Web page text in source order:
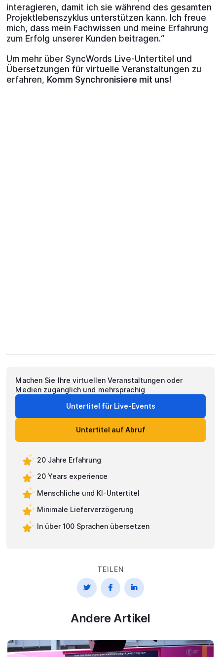
interagieren, damit ich sie während des gesamten
Projektlebenszyklus unterstützen kann. Ich freue
mich, dass mein Fachwissen und meine Erfahrung
zum Erfolg unserer Kunden beitragen.“
Um mehr über SyncWords Live-Untertitel und
Übersetzungen für virtuelle Veranstaltungen zu
erfahren, Komm Synchronisiere mit uns!
Machen Sie Ihre virtuellen Veranstaltungen oder
Medien zugänglich und mehrsprachig
Untertitel für Live-Events
Untertitel auf Abruf
20 Jahre Erfahrung
20 Years experience
Menschliche und KI-Untertitel
Minimale Lieferverzögerung
In über 100 Sprachen übersetzen
TEILEN
  
Andere Artikel